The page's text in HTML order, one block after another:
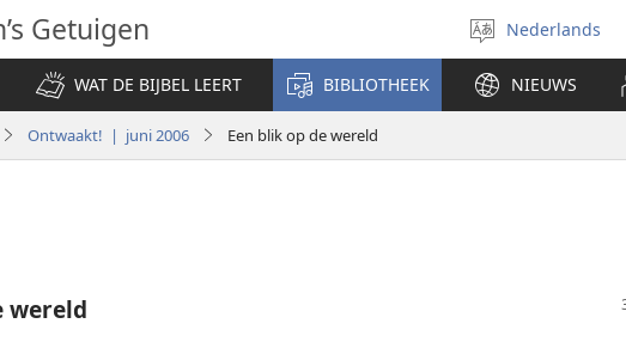
Getuigen
Taal
selecteren
Nederlands
WAT DE BIJBEL LEERT BIBLIOTHEEK NIEUWS
Ontwaakt! | juni 2006 Een blik op de wereld
wereld